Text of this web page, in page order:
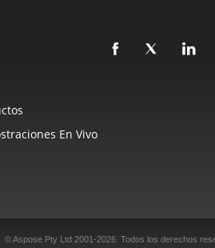
En Vivo
© Aspose Pty Ltd 2001-2026. Todos los derechos